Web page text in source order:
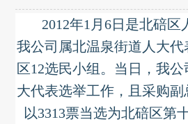
2012年1月6日是北碚区
我公司属北温泉街道人大
区12选民小组。当日，我
大代表选举工作，且采购
以3313票当选为北碚区第